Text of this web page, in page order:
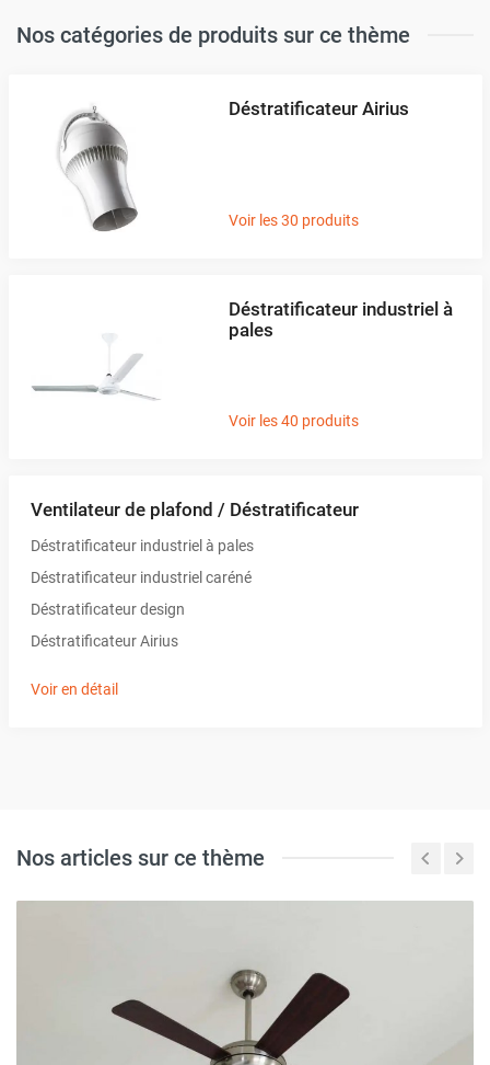
Nos catégories de produits sur ce thème
Déstratificateur Airius
Voir les 30 produits
Déstratificateur industriel à
pales
Voir les 40 produits
Ventilateur de plafond / Déstratificateur
Déstratificateur industriel à pales
Déstratificateur industriel caréné
Déstratificateur design
Déstratificateur Airius
Voir en détail
Nos articles sur ce thème